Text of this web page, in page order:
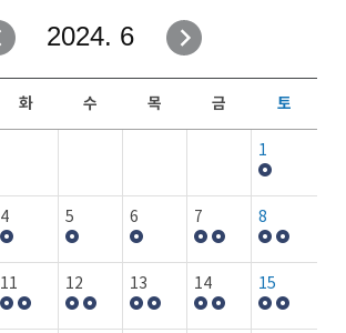
2024. 6
화 수 목 금 토
1
4 5 6 7 8
11 12 13 14 15